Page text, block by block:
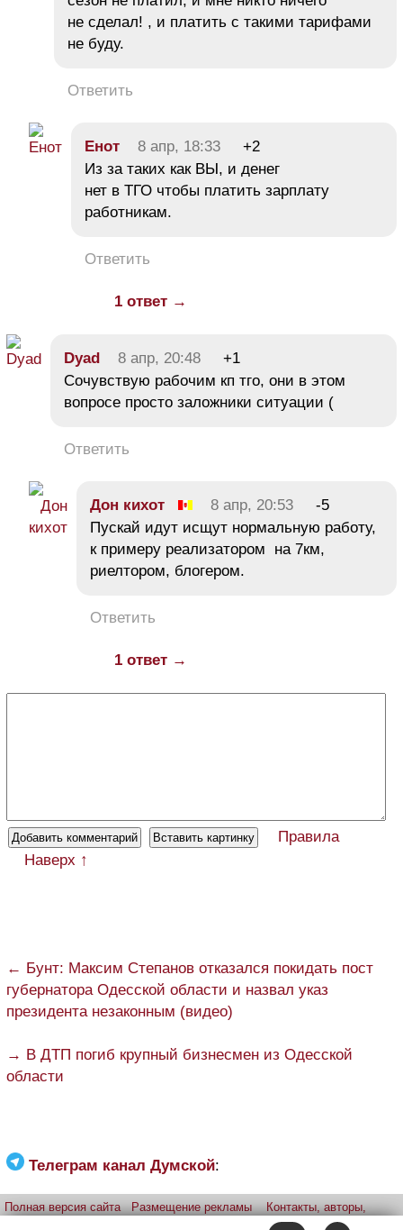
не сделал! , и платить с такими тарифами
не буду.
Ответить
Енот 8 апр, 18:33
+2
Из за таких как ВЫ, и денег
нет в ТГО чтобы платить зарплату
работникам.
Ответить
1 ответ →
Dyad 8 апр, 20:48
+1
Сочувствую рабочим кп тго, они в этом
вопросе просто заложники ситуации (
Ответить
Дон кихот 8 апр, 20:53
-5
Пускай идут исщут нормальную работу,
к примеру реализатором на 7км,
риелтором, блогером.
Ответить
1 ответ →
Правила
Наверх ↑
← Бунт: Максим Степанов отказался покидать пост
губернатора Одесской области и назвал указ
президента незаконным (видео)
→ В ДТП погиб крупный бизнесмен из Одесской
области
Телеграм канал Думской:
Полная версия сайта Размещение рекламы
Контакты, авторы,